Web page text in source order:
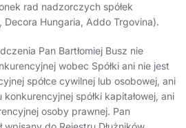
rad nadzorczych spółek
Hungaria, Addo Trgovina).
Pan Bartłomiej Busz nie
wobec Spółki ani nie jest
spółce cywilnej lub osobowej, ani
konkurencyjnej spółki kapitałowej, ani
osoby prawnej. Pan